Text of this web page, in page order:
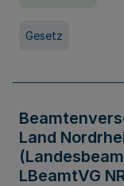
Gesetz
Land
LBeamtVG